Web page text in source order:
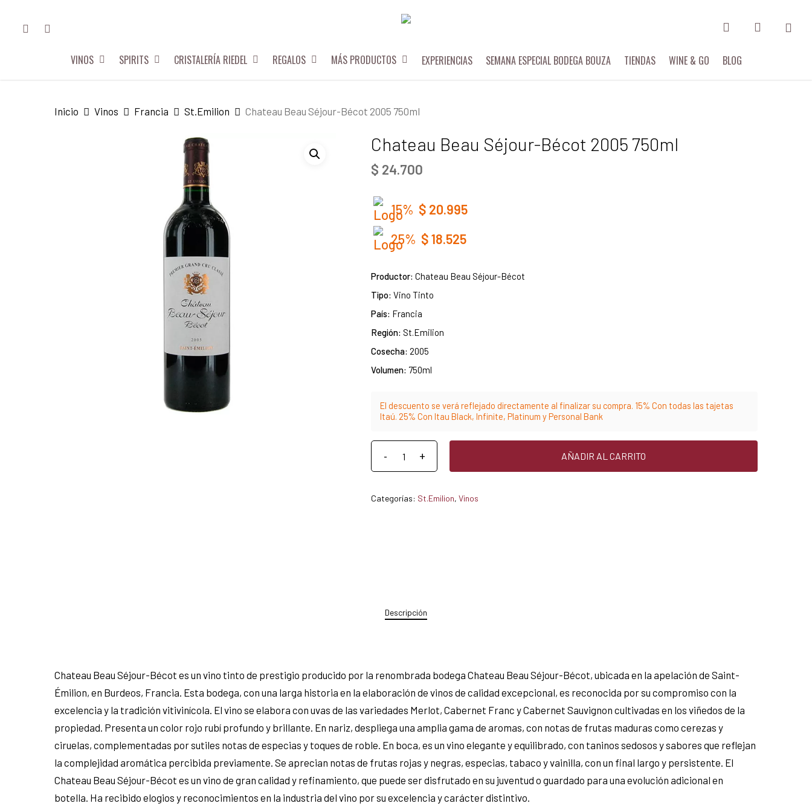
FACEBOOKINSTAGRAM
VINOS SPIRITS CRISTALERÍA RIEDEL REGALOS MÁS PRODUCTOS EXPERIENCIAS SEMANA ESPECIAL BODEGA BOUZA TIENDAS WINE & GO BLOG
Inicio Vinos Francia St.Emilion Chateau Beau Séjour-Bécot 2005 750ml
Chateau Beau Séjour-Bécot 2005 750ml
$ 24.700
15% $ 20.995
25% $18.525
Productor: Chateau Beau Séjour-Bécot
Tipo: Vino Tinto
País: Francia
Región: St.Emilion
Cosecha: 2005
Volumen: 750ml
El descuento se verá reflejado directamente al finalizar su compra. 15% Con todas las tajetas
Itaú. 25% Con Itau Black, Infinite, Platinum y Personal Bank
AÑADIR AL CARRITO
Categorías: St.Emilion, Vinos
Descripción
Chateau Beau Séjour-Bécot es un vino tinto de prestigio producido por la renombrada bodega Chateau Beau Séjour-Bécot, ubicada en la apelación de Saint-
Émilion, en Burdeos, Francia. Esta bodega, con una larga historia en la elaboración de vinos de calidad excepcional, es reconocida por su compromiso con la
excelencia y la tradición vitivinícola. El vino se elabora con uvas de las variedades Merlot, Cabernet Franc y Cabernet Sauvignon cultivadas en los viñedos de la
propiedad. Presenta un color rojo rubí profundo y brillante. En nariz, despliega una amplia gama de aromas, con notas de frutas maduras como cerezas y
ciruelas, complementadas por sutiles notas de especias y toques de roble. En boca, es un vino elegante y equilibrado, con taninos sedosos y sabores que reflejan
la complejidad aromática percibida previamente. Se aprecian notas de frutas rojas y negras, especias, tabaco y vainilla, con un final largo y persistente. El
Chateau Beau Séjour-Bécot es un vino de gran calidad y refinamiento, que puede ser disfrutado en su juventud o guardado para una evolución adicional en
botella. Ha recibido elogios y reconocimientos en la industria del vino por su excelencia y carácter distintivo.